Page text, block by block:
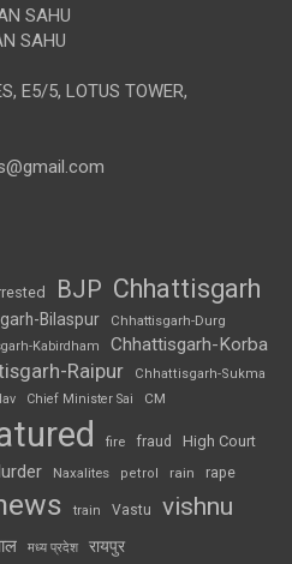
SAHU
SAHU
E5/5, LOTUS TOWER,
BJP Chhattisgarh
Bilaspur Chhattisgarh-Durg
Kabirdham Chhattisgarh-Korba
Raipur
Chhattisgarh-Sukma
Chief Minister Sai CM
fire fraud High Court
Naxalites petrol rain rape
train Vastu vishnu
मध्य प्रदेश रायपुर